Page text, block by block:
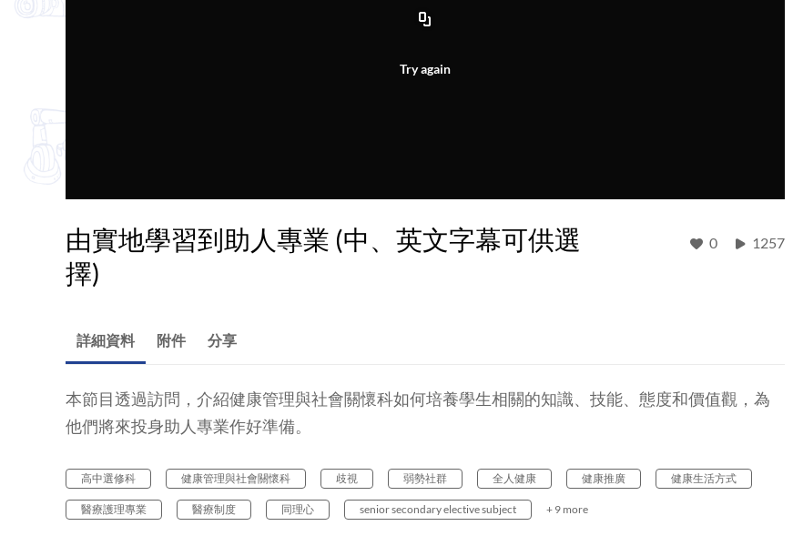
Try again
由實地學習到助人專業 (中、英文字幕可供選
擇)
0 1257
詳細資料 附件 分享
本節目透過訪問，介紹健康管理與社會關懷科如何培養學生相關的知識、技能、態度和價值觀，為
他們將來投身助人專業作好準備。
高中選修科 健康管理與社會關懷科 歧視 弱勢社群 全人健康 健康推廣 健康生活方式
醫療護理專業 醫療制度 同理心 senior secondary elective subject + 9 more